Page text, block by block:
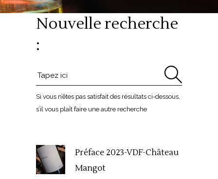
Nouvelle recherche
:
Si vous n’êtes pas satisfait des résultats ci-dessous,
s’il vous plaît faire une autre recherche
Préface 2023-VDF-Château
Mangot